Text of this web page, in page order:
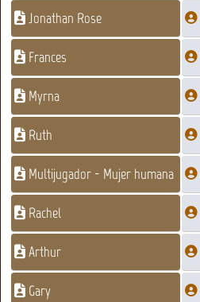
Jonathan Rose
Frances
Myrna
Ruth
Multijugador - Mujer humana
Rachel
Arthur
Gary